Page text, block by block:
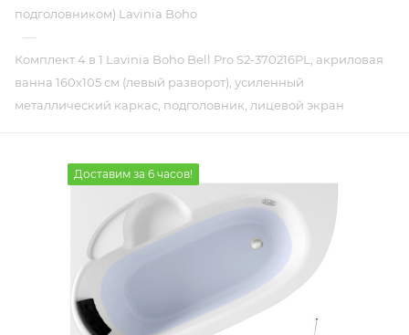
подголовником) Lavinia Boho
—
Комплект 4 в 1 Lavinia Boho Bell Pro S2-370216PL, акриловая
ванна 160x105 см (левый разворот), усиленный
металлический каркас, подголовник, лицевой экран
Доставим за 6 часов!